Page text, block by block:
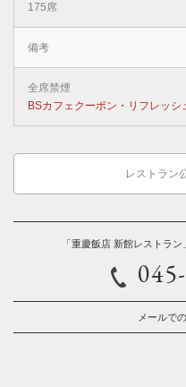
175席
備考
全席禁煙
BSカフェクーポン・リフレッシ
レストラン
「重慶飯店 新館レストラ
メールで